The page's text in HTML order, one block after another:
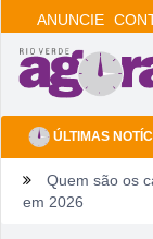
ANUNCIE
ÚLTIMAS
Quem são os
em 2026